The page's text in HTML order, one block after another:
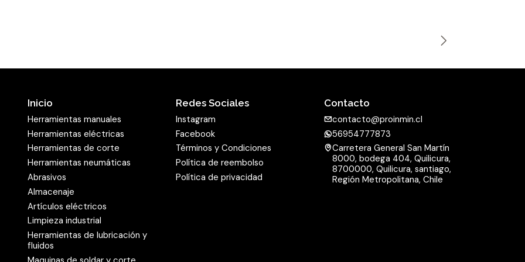
Inicio
Herramientas manuales
Herramientas eléctricas
Herramientas de corte
Herramientas neumáticas
Abrasivos
Almacenaje
Artículos eléctricos
Limpieza industrial
Herramientas de lubricación y
fluidos
Redes Sociales
Instagram
Facebook
Términos y Condiciones
Política de reembolso
Política de privacidad
Contacto
contacto@proinmin.cl
56954777873
Carretera General San Martín
8000, bodega 404, Quilicura,
8700000, Quilicura, santiago,
Región Metropolitana, Chile